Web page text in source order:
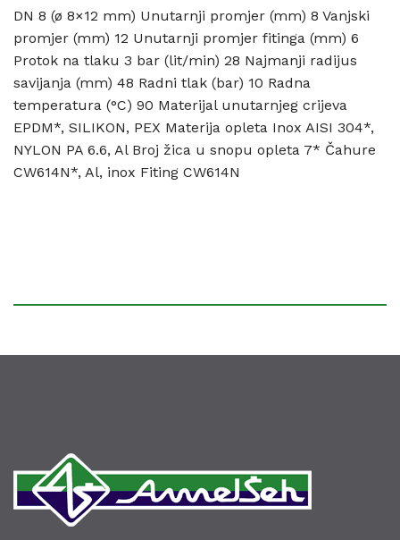
DN 8 (ø 8×12 mm) Unutarnji promjer (mm) 8 Vanjski
promjer (mm) 12 Unutarnji promjer fitinga (mm) 6
Protok na tlaku 3 bar (lit/min) 28 Najmanji radijus
savijanja (mm) 48 Radni tlak (bar) 10 Radna
temperatura (°C) 90 Materijal unutarnjeg crijeva
EPDM*, SILIKON, PEX Materija opleta Inox AISI 304*,
NYLON PA 6.6, Al Broj žica u snopu opleta 7* Čahure
CW614N*, Al, inox Fiting CW614N